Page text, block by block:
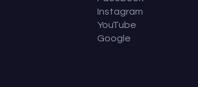
Instagram
YouTube
Google